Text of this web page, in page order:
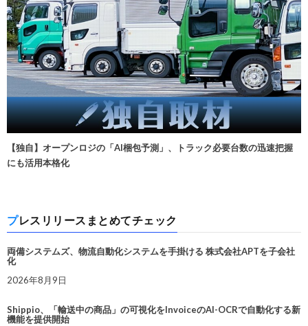
【独自】オープンロジの「AI梱包予測」、トラック必要台数の迅速把握
にも活用本格化
プレスリリースまとめてチェック
両備システムズ、物流自動化システムを手掛ける 株式会社APTを子会社
化
2026年8月9日
Shippio、「輸送中の商品」の可視化をInvoiceのAI-OCRで自動化する新
機能を提供開始